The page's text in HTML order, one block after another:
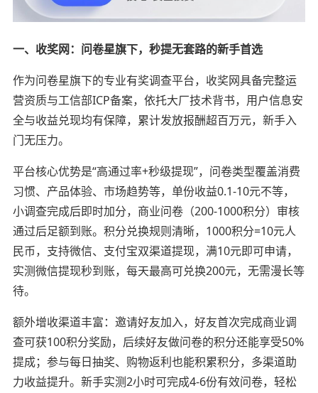
一、收奖网：问卷星旗下，秒提无套路的新手首选
作为问卷星旗下的专业有奖调查平台，收奖网具备完整运
营资质与工信部ICP备案，依托大厂技术背书，用户信息安
全与收益兑现均有保障，累计发放报酬超百万元，新手入
门无压力。
平台核心优势是“高通过率+秒级提现”，问卷类型覆盖消费
习惯、产品体验、市场趋势等，单份收益0.1-10元不等，
小调查完成后即时加分，商业问卷（200-1000积分）审核
通过后足额到账。积分兑换规则清晰，1000积分=10元人
民币，支持微信、支付宝双渠道提现，满10元即可申请，
实测微信提现秒到账，每天最高可兑换200元，无需漫长等
待。
额外增收渠道丰富：邀请好友加入，好友首次完成商业调
查可获100积分奖励，后续好友做问卷的积分还能享受50%
提成；参与每日抽奖、购物返利也能积累积分，多渠道助
力收益提升。新手实测2小时可完成4-6份有效问卷，轻松